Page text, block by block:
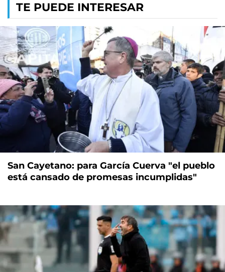
TE PUEDE INTERESAR
San Cayetano: para García Cuerva "el pueblo
está cansado de promesas incumplidas"